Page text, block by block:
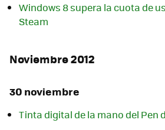
Windows 8 supera la cuota de
Steam
Noviembre 2012
30 noviembre
Tinta digital de la mano del Pen